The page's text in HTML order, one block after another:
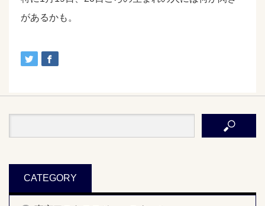
があるかも。
CATEGORY